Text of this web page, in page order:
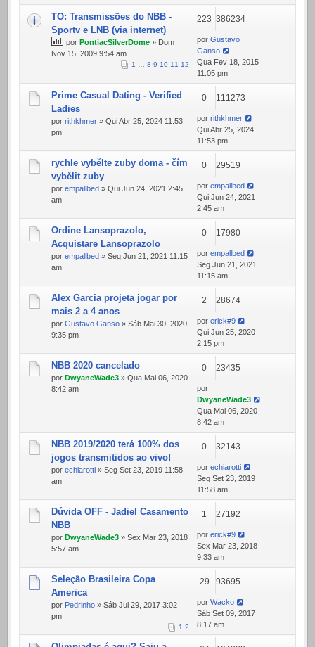
TO: Transmissões do NBB -
Sportv e LNB (via internet)
por PontiacSilverDome » Dom
Nov 15, 2009 9:54 am
1 … 8 9 10 11 12
223 386234
por Gustavo
Ganso
Qua Fev 18, 2015
11:05 pm
Prime Сasual Dating - Verified
Ladies
por rithkhmer » Qui Abr 25, 2024 11:53
pm
0 111273
por rithkhmer
Qui Abr 25, 2024
11:53 pm
rychle vybělte zuby doma - čím
vybělit zuby
por empallbed » Qui Jun 24, 2021 2:45
am
0 29519
por empallbed
Qui Jun 24, 2021
2:45 am
Ordine Lansoprazolo,
Acquistare Lansoprazolo
por empallbed » Seg Jun 21, 2021 11:15
am
0 17980
por empallbed
Seg Jun 21, 2021
11:15 am
Alex Garcia projeta jogar por
mais 2 a 4 anos
por Gustavo Ganso » Sáb Mai 30, 2020
9:35 pm
2 28674
por erick#9
Qui Jun 25, 2020
2:15 pm
NBB 2020 cancelado
por DwyaneWade3 » Qua Mai 06, 2020
8:42 am
0 23435
por
DwyaneWade3
Qua Mai 06, 2020
8:42 am
NBB 2019/2020 terá 100% dos
jogos transmitidos ao vivo!
por echiarotti » Seg Set 23, 2019 11:58
am
0 32143
por echiarotti
Seg Set 23, 2019
11:58 am
Dúvida OFF - Jadiel Casamento
NBB
por DwyaneWade3 » Sex Mar 23, 2018
5:57 am
1 27192
por erick#9
Sex Mar 23, 2018
9:33 am
Seleção Brasileira Copa
America
por Pedrinho » Sáb Jul 29, 2017 3:02
pm
1 2
29 93695
por Wacko
Sáb Set 09, 2017
8:17 am